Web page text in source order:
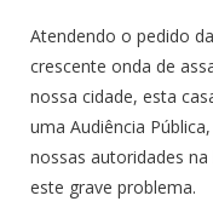
Atendendo o pedido
crescente onda de
nossa cidade, esta
uma Audiência
nossas autoridades
este grave problema.